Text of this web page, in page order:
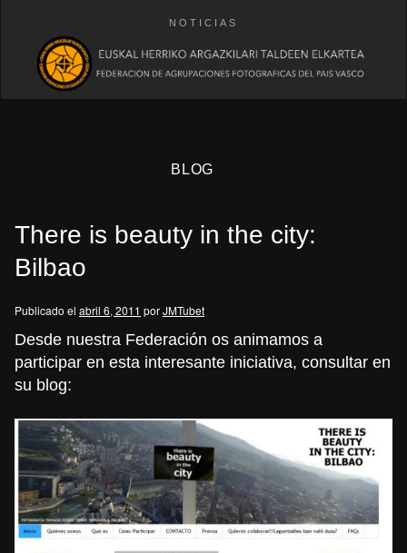
NOTICIAS
BLOG
There is beauty in the city:
Bilbao
Publicado el abril 6, 2011 porJMTubet
Desde nuestra Federación os animamos a
participar en esta interesante iniciativa, consultar en
su blog: